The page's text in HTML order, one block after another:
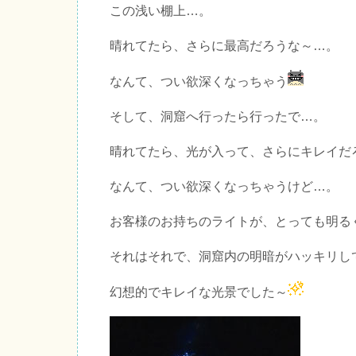
この浅い棚上…。
晴れてたら、さらに最高だろうな～…。
なんて、つい欲深くなっちゃう
そして、洞窟へ行ったら行ったで…。
晴れてたら、光が入って、さらにキレイだ
なんて、つい欲深くなっちゃうけど…。
お客様のお持ちのライトが、とっても明る
それはそれで、洞窟内の明暗がハッキリし
幻想的でキレイな光景でした～